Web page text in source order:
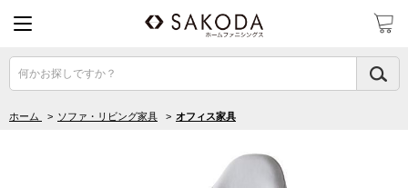
何かお探しですか？
ホーム > ソファ・リビング家具 > オフィス家具